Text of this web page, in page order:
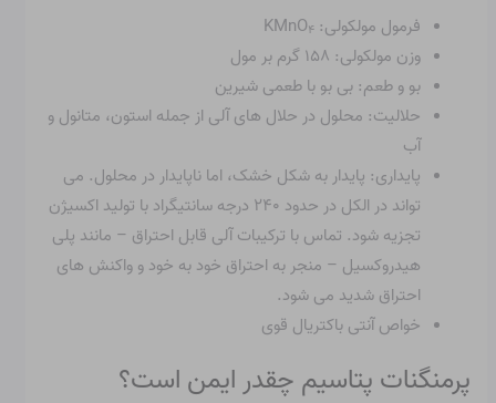
فرمول مولکولی: KMnO۴
وزن مولکولی: ۱۵۸ گرم بر مول
بو و طعم: بی بو با طعمی شیرین
حلالیت: محلول در حلال های آلی از جمله استون، متانول و
آب
پایداری: پایدار به شکل خشک، اما ناپایدار در محلول. می
تواند در الکل در حدود ۲۴۰ درجه سانتیگراد با تولید اکسیژن
تجزیه شود. تماس با ترکیبات آلی قابل احتراق – مانند پلی
هیدروکسیل – منجر به احتراق خود به خود و واکنش های
احتراق شدید می شود.
خواص آنتی باکتریال قوی
پرمنگنات پتاسیم چقدر ایمن است؟